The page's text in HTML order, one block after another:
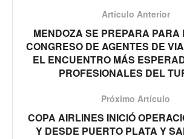
Artículo Anterior
MENDOZA SE PREPARA PARA
CONGRESO DE AGENTES DE
EL ENCUENTRO MÁS
PROFESIONALES DEL
Próximo Artículo
COPA AIRLINES INICIÓ
Y DESDE PUERTO PLATA Y